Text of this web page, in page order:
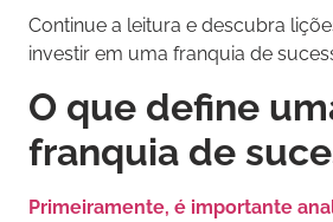
Continue a leitura e descubra
investir em uma franquia de
O que define
franquia de
Primeiramente, é importante